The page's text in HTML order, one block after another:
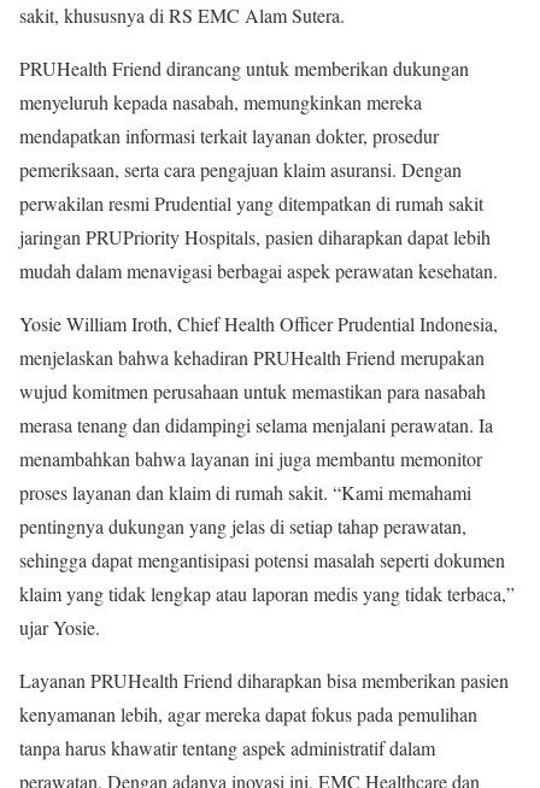
sakit, khususnya di RS EMC Alam Sutera.
PRUHealth Friend dirancang untuk memberikan dukungan
menyeluruh kepada nasabah, memungkinkan mereka
mendapatkan informasi terkait layanan dokter, prosedur
pemeriksaan, serta cara pengajuan klaim asuransi. Dengan
perwakilan resmi Prudential yang ditempatkan di rumah sakit
jaringan PRUPriority Hospitals, pasien diharapkan dapat lebih
mudah dalam menavigasi berbagai aspek perawatan kesehatan.
Yosie William Iroth, Chief Health Officer Prudential Indonesia,
menjelaskan bahwa kehadiran PRUHealth Friend merupakan
wujud komitmen perusahaan untuk memastikan para nasabah
merasa tenang dan didampingi selama menjalani perawatan. Ia
menambahkan bahwa layanan ini juga membantu memonitor
proses layanan dan klaim di rumah sakit. “Kami memahami
pentingnya dukungan yang jelas di setiap tahap perawatan,
sehingga dapat mengantisipasi potensi masalah seperti dokumen
klaim yang tidak lengkap atau laporan medis yang tidak terbaca,”
ujar Yosie.
Layanan PRUHealth Friend diharapkan bisa memberikan pasien
kenyamanan lebih, agar mereka dapat fokus pada pemulihan
tanpa harus khawatir tentang aspek administratif dalam
perawatan. Dengan adanya inovasi ini, EMC Healthcare dan